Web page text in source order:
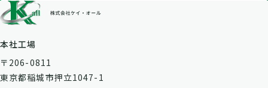
本社工場
〒206-0811
東京都稲城市押立1047-1